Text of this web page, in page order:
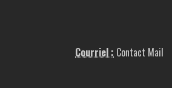
Courriel : Contact Mail